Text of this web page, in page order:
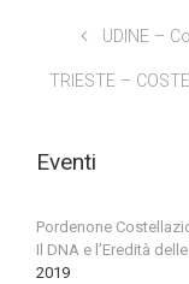
UDINE –
TRIESTE –
Eventi
Pordenone
Il DNA e l’Eredità
2019